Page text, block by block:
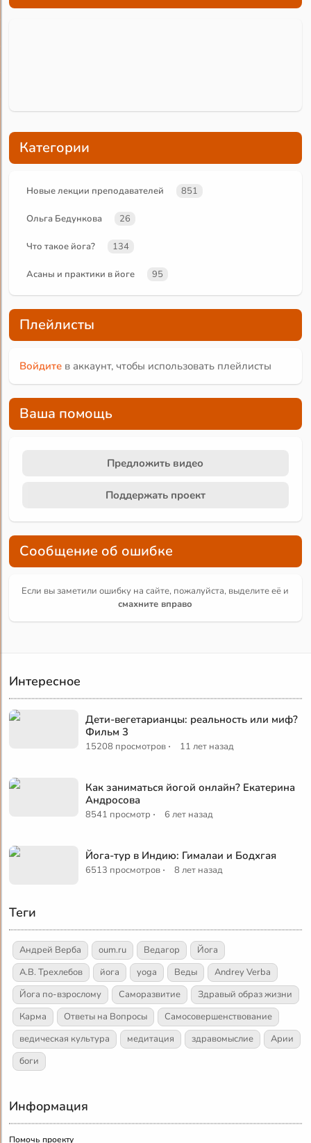
Категории
Новые лекции преподавателей 851
Ольга Бедункова 26
Что такое йога? 134
Асаны и практики в йоге 95
Плейлисты
Войдите в аккаунт, чтобы использовать плейлисты
Ваша помощь
Предложить видео
Поддержать проект
Сообщение об ошибке
Если вы заметили ошибку на сайте, пожалуйста, выделите её и
смахните вправо
Интересное
Дети-вегетарианцы: реальность или миф?
Фильм 3
15208 просмотров · 11 лет назад
Как заниматься йогой онлайн? Екатерина
Андросова
8541 просмотр · 6 лет назад
Йога-тур в Индию: Гималаи и Бодхгая
6513 просмотров · 8 лет назад
Теги
Андрей Верба oum.ru Ведагор
Йога
А.В. Трехлебов
йога yoga Веды
Andrey Verba
Йога по-взрослому
Саморазвитие
Здравый образ жизни
Карма
Ответы на Вопросы
Самосовершенствование
ведическая культура
медитация здравомыслие
Арии
боги
Информация
Помочь проекту